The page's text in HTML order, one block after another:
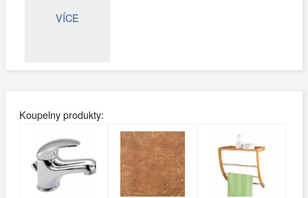
VÍCE
Koupelny produkty: